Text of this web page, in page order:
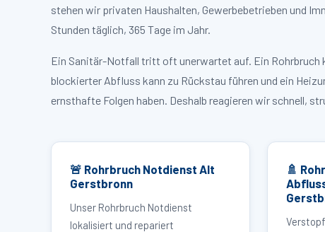
stehen wir privaten Haushalten, Gewerbebetrieben und
Stunden täglich, 365 Tage im Jahr.
Ein Sanitär-Notfall tritt oft unerwartet auf. Ein Rohrbruch
blockierter Abfluss kann zu Rückstau führen und ein
ernsthafte Folgen haben. Deshalb reagieren wir schnell,
🚨 Rohrbruch Notdienst Alt
Gerstbronn
Unser Rohrbruch Notdienst
lokalisiert und repariert
🚿